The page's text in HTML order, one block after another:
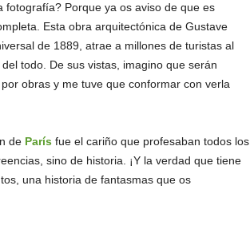
Porque ya os aviso de que es
Esta obra arquitectónica de Gustave
de 1889, atrae a millones de turistas al
todo. De sus vistas, imagino que serán
obras y me tuve que conformar con verla
de París fue el cariño que profesaban todos los
sino de historia. ¡Y la verdad que tiene
una historia de fantasmas que os